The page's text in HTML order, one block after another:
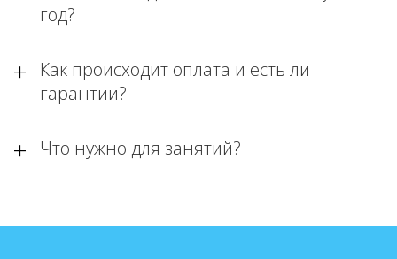
год?
Как происходит оплата и есть ли
гарантии?
Что нужно для занятий?